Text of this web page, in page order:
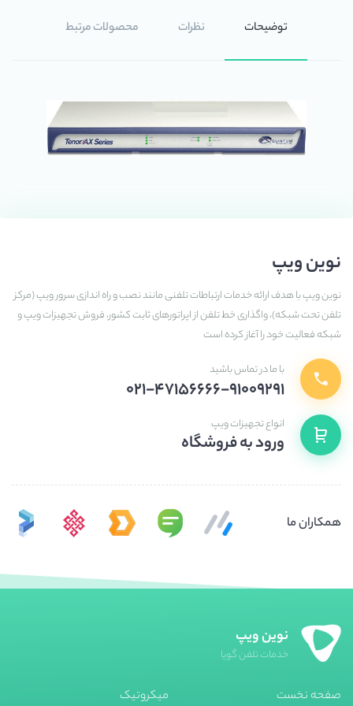
توضیحات نظرات محصولات مرتبط
نوین ویپ
نوین ویپ با هدف ارائه خدمات ارتباطات تلفنی مانند نصب و راه اندازی سرور ویپ (مرکز
تلفن تحت شبکه)، واگذاری خط تلفن از اپراتورهای ثابت کشور، فروش تجهیزات ویپ و
شبکه فعالیت خود را آغاز کرده است
با ما در تماس باشید
۰۲۱-۴۷۱۵۶۶۶۶-۹۱۰۰۹۲۹۱
انواع تجهیزات ویپ
ورود به فروشگاه
همکاران ما
نوین ویپ
خدمات تلفن گویا
صفحه نخست میکروتیک